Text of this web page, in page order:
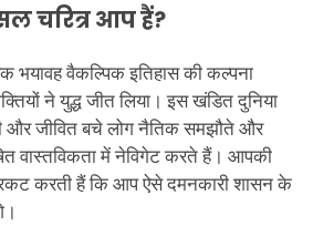
चरित्र आप हैं?
भयावह वैकल्पिक इतिहास की कल्पना
ने युद्ध जीत लिया। इस खंडित दुनिया
और जीवित बचे लोग नैतिक समझौते और
वास्तविकता में नेविगेट करते हैं। आपकी
करती हैं कि आप ऐसे दमनकारी शासन के